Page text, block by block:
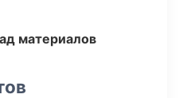
материалов